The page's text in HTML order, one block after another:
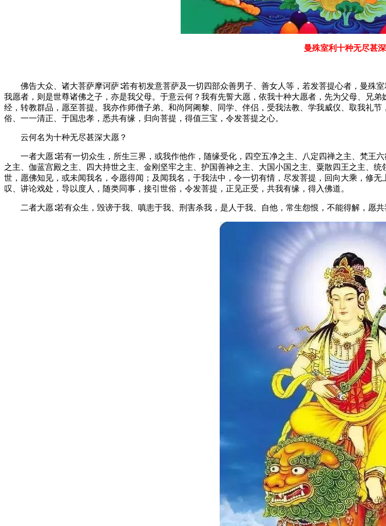
曼殊室利十种无尽甚深
佛告大众、诸大菩萨摩诃萨∶若有初发意菩萨及一切四部众善男子、善女人等，若发菩提心者，曼殊
我愿者，则是世尊诸佛之子，亦是我父母。于意云何？我有先誓大愿，依我十种大愿者，先为父母、兄
经，转教群品，愿至菩提。我亦作师僧子弟、和尚阿阇黎、同学、伴侣，受我法教、学我威仪、取我礼
俗、一一清正、于国忠孝，悉共有缘，归向菩提，得值三宝，令发菩提之心。
云何名为十种无尽甚深大愿？
一者大愿∶若有一切众生，所生三界，或我作他作，随缘受化，四空五净之主、八定四禅之主、梵王
之主、伽蓝宫殿之主、四大持世之主、金刚坚牢之主、护国善神之主、大国小国之主、粟散四王之主、
世，愿佛知见，或未闻我名，令愿得闻；及闻我名，于我法中，令一切有情，尽发菩提，回向大乘，修
叹、讲论戏处，导以度人，随类同事，接引世俗，令发菩提，正见正受，共我有缘，得入佛道。
二者大愿∶若有众生，毁谤于我、嗔恚于我、刑害杀我，是人于我、自他，常生怨恨，不能得解，愿